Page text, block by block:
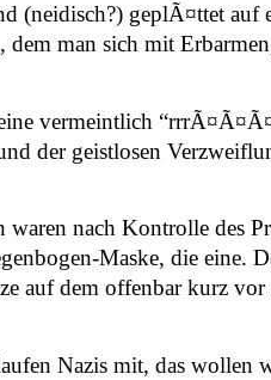
(neidisch?) geplÃ¤ttet auf
dem man sich mit
vermeintlich
der geistlosen
nach Kontrolle des
Maske, die eine.
auf dem offenbar kurz vor
Nazis mit, das wollen